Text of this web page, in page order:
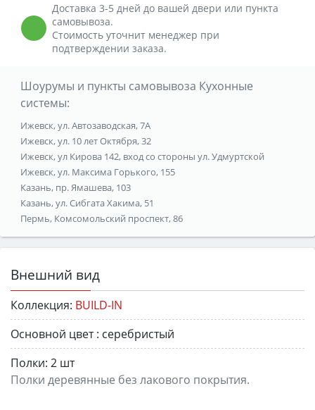
Доставка 3-5 дней до вашей двери или пункта
самовывоза.
Стоимость уточнит менеджер при
подтверждении заказа.
Шоурумы и пункты самовывоза Кухонные
системы:
Ижевск, ул. Автозаводская, 7А
Ижевск, ул. 10 лет Октября, 32
Ижевск, ул Кирова 142, вход со стороны ул. Удмуртской
Ижевск, ул. Максима Горького, 155
Казань, пр. Ямашева, 103
Казань, ул. Сибгата Хакима, 51
Пермь, Комсомольский проспект, 86
Внешний вид
Коллекция: BUILD-IN
Основной цвет : серебристый
Полки: 2 шт
Полки деревянные без лакового покрытия.